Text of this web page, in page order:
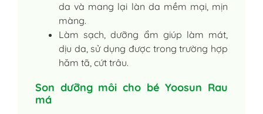
da và mang lại làn da mềm mại, mịn
màng.
Làm sạch, dưỡng ẩm giúp làm mát,
dịu da, sử dụng được trong trường hợp
hăm tã, cứt trâu.
Son dưỡng môi cho bé Yoosun Rau
má